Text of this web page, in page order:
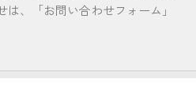
、「お問い合わせフォーム」